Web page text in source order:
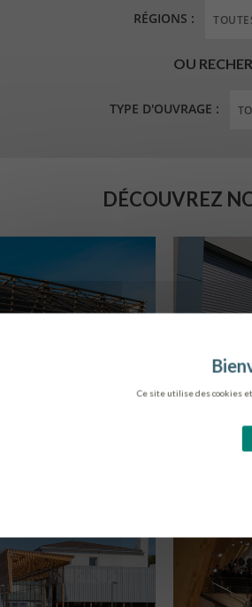
Ce site utilise des cookies
RÉGIONS :
OU
TYPE D'OUVRAGE :
DÉCOUVREZ